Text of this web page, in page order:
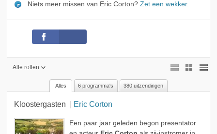
Niets meer missen van Eric Corton? Zet een wekker.
Alle rollen
Alle rollen
Geen rol
Presentator
Alles 6 programma's 380 uitzendingen
Kloostergasten Eric Corton
Een paar jaar geleden begon presentator